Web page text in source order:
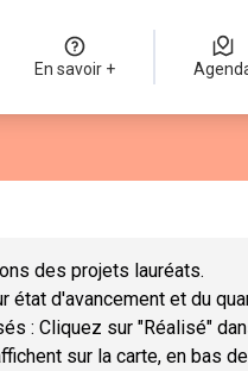
En savoir +
des projets lauréats.
d'avancement et du
: Cliquez sur "Réalisé"
sur la carte, en bas